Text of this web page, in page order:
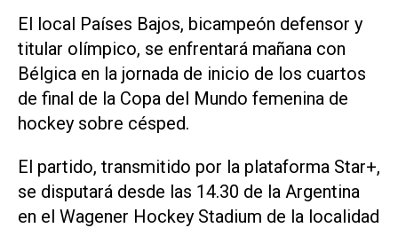
El local Países Bajos, bicampeón defensor y
titular olímpico, se enfrentará mañana con
Bélgica en la jornada de inicio de los cuartos
de final de la Copa del Mundo femenina de
hockey sobre césped.
El partido, transmitido por la plataforma Star+,
se disputará desde las 14.30 de la Argentina
en el Wagener Hockey Stadium de la localidad